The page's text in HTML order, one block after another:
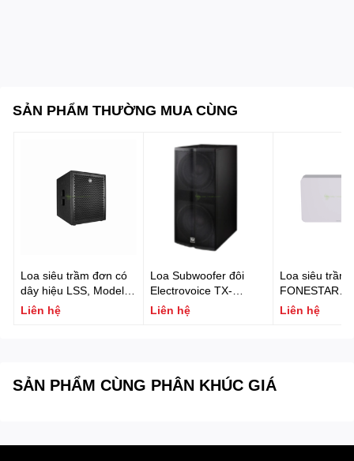
SẢN PHẨM THƯỜNG MUA CÙNG
Loa siêu trầm đơn có
dây hiệu LSS, Model:
PSUB1, Công suất
Liên hệ
Loa Subwoofer đôi
Electrovoice TX-
2181_HE
Liên hệ
Loa siêu trầm
FONESTAR
Liên hệ
SẢN PHẨM CÙNG PHÂN KHÚC GIÁ